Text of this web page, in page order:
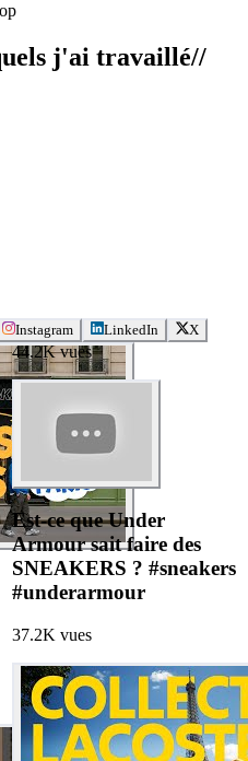
j'ai travaillé//
Instagram LinkedIn X
44.2K vues
Est-ce que Under
Armour sait faire des
SNEAKERS ? #sneakers
#underarmour
37.2K vues